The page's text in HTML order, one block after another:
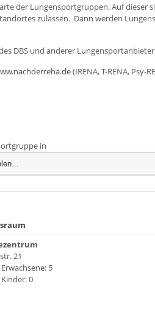
der Lungensportgruppen. Auf dieser
zulassen. Dann werden
DBS und anderer
(IRENA, T-RENA, Psy-
in
21
5
0